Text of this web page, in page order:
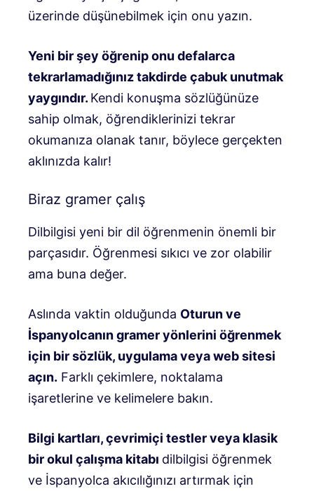
üzerinde düşünebilmek için onu yazın.
Yeni bir şey öğrenip onu defalarca
tekrarlamadığınız takdirde çabuk unutmak
yaygındır. Kendi konuşma sözlüğünüze
sahip olmak, öğrendiklerinizi tekrar
okumanıza olanak tanır, böylece gerçekten
aklınızda kalır!
Biraz gramer çalış
Dilbilgisi yeni bir dil öğrenmenin önemli bir
parçasıdır. Öğrenmesi sıkıcı ve zor olabilir
ama buna değer.
Aslında vaktin olduğunda Oturun ve
İspanyolcanın gramer yönlerini öğrenmek
için bir sözlük, uygulama veya web sitesi
açın. Farklı çekimlere, noktalama
işaretlerine ve kelimelere bakın.
Bilgi kartları, çevrimiçi testler veya klasik
bir okul çalışma kitabı dilbilgisi öğrenmek
ve İspanyolca akıcılığınızı artırmak için